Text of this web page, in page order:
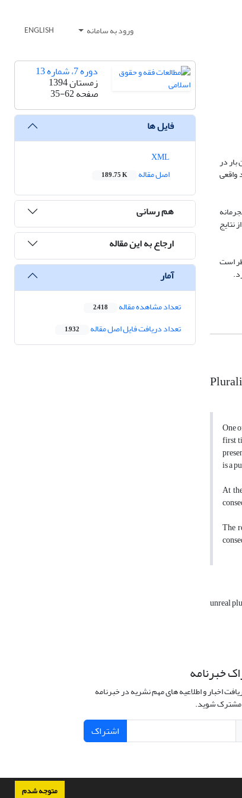
متوجه شدم
ورود به سامانه ENGLISH
در
واقعی
نتایج
است
One
first
is a
At
The
unreal
دوره 7، شماره 13
زمستان 1394
صفحه35-62
فایل ها
اصل مقاله
189.75 K
هم رسانی
ارجاع به این مقاله
آمار
تعداد مشاهده مقاله 2,418
تعداد دریافت فایل اصل مقاله 1,932
خبرنامه
اخبار و اطلاعیه های مهم نشریه در خبرنامه
شوید.
اشتراک